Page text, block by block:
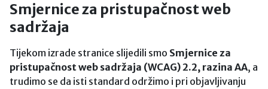
Smjernice za pristupačnost web
sadržaja
Tijekom izrade stranice slijedili smo Smjernice za
pristupačnost web sadržaja (WCAG) 2.2, razina AA, a
trudimo se da isti standard održimo i pri objavljivanju